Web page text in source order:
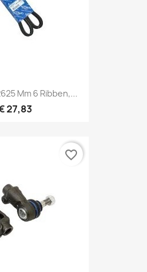
Mm 6 Ribben,...
27,83
favorite_border